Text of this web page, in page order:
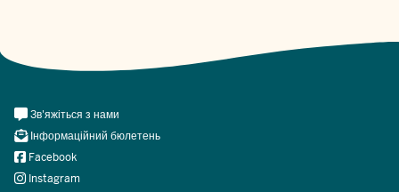
Meta
Navi
Social
Зв'яжіться з нами
Інформаційний бюлетень
Facebook
Instagram